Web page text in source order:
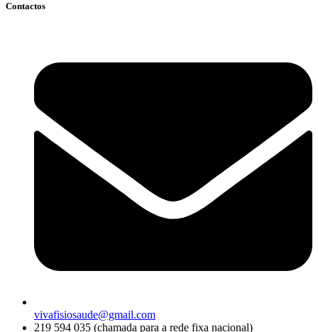
Contactos
vivafisiosaude@gmail.com
219 594 035 (chamada para a rede fixa nacional)